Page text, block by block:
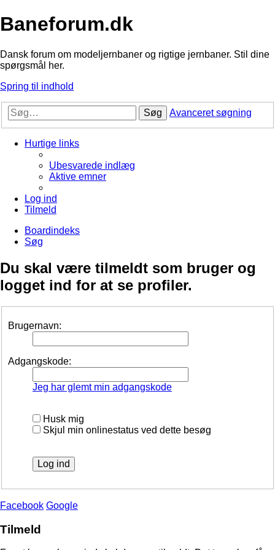
Baneforum.dk
Dansk forum om modeljernbaner og rigtige jernbaner. Stil dine
spørgsmål her.
Spring til indhold
Søg Avanceret søgning
Hurtige links
Ubesvarede indlæg
Aktive emner
Log ind
Tilmeld
Boardindeks
Søg
Du skal være tilmeldt som bruger og
logget ind for at se profiler.
Brugernavn:
Adgangskode:
Jeg har glemt min adgangskode
Husk mig
Skjul min onlinestatus ved dette besøg
Facebook Google
Tilmeld